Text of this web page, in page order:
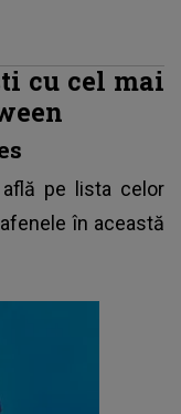
cu cel mai
pe lista celor
în această